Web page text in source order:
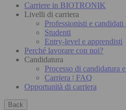
Carriere in BIOTRONIK
Livelli di carriera
Professionisti e candidati
Studenti
Entry-level e apprendisti
Perché lavorare con noi?
Candidatura
Processo di candidatura
Carriera | FAQ
Opportunità di carriera
Back